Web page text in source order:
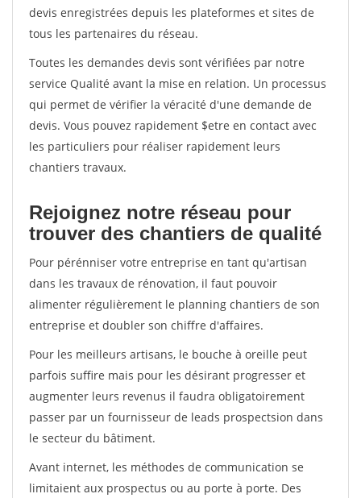
devis enregistrées depuis les plateformes et sites de
tous les partenaires du réseau.
Toutes les demandes devis sont vérifiées par notre
service Qualité avant la mise en relation. Un processus
qui permet de vérifier la véracité d'une demande de
devis. Vous pouvez rapidement $etre en contact avec
les particuliers pour réaliser rapidement leurs
chantiers travaux.
Rejoignez notre réseau pour
trouver des chantiers de qualité
Pour pérénniser votre entreprise en tant qu'artisan
dans les travaux de rénovation, il faut pouvoir
alimenter régulièrement le planning chantiers de son
entreprise et doubler son chiffre d'affaires.
Pour les meilleurs artisans, le bouche à oreille peut
parfois suffire mais pour les désirant progresser et
augmenter leurs revenus il faudra obligatoirement
passer par un fournisseur de leads prospectsion dans
le secteur du bâtiment.
Avant internet, les méthodes de communication se
limitaient aux prospectus ou au porte à porte. Des